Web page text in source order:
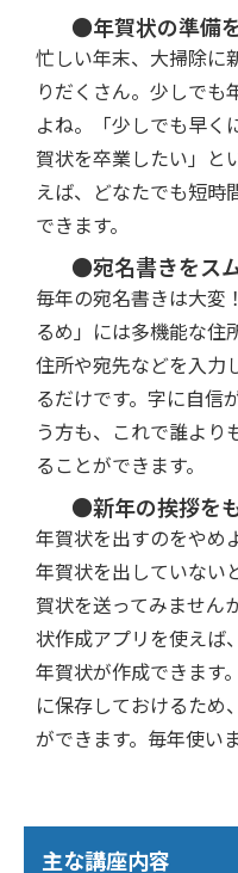
●年賀状の準備
忙しい年末、大掃除
りだくさん。少しでも
よね。「少しでも早く
賀状を卒業したい」と
えば、どなたでも短時
できます。
●宛名書きをス
毎年の宛名書きは大変
るめ」には多機能な住
住所や宛先などを入力
るだけです。字に自信
う方も、これで誰より
ることができます。
●新年の挨拶を
年賀状を出すのをやめ
年賀状を出していない
賀状を送ってみません
状作成アプリを使えば
年賀状が作成できます
に保存しておけるため
ができます。毎年使い
主な講座内容